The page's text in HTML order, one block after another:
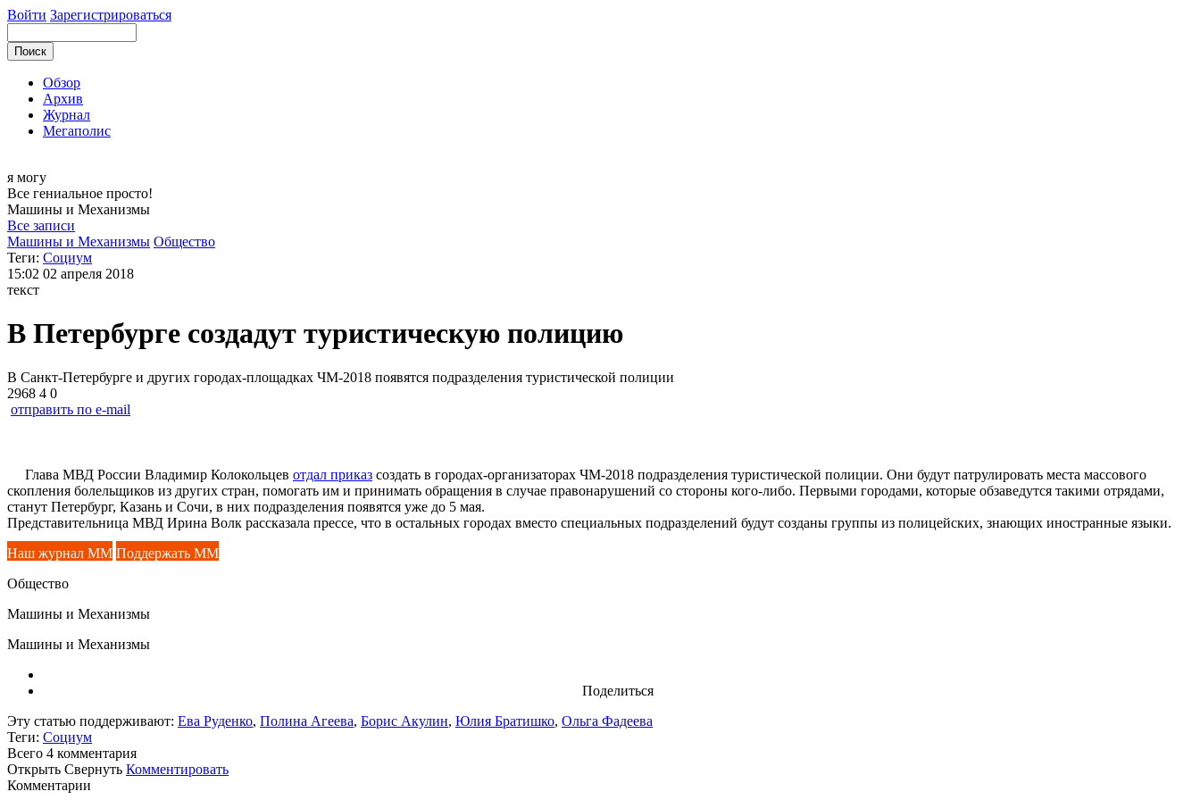
Войти Зарегистрироваться
Обзор
Архив
Журнал
Мегаполис
я могу
Все гениальное просто!
Машины и Механизмы
Все записи
Машины и Механизмы Общество
Теги: Социум
15:02 02 апреля 2018
текст
В Петербурге создадут туристическую полицию
В Санкт-Петербурге и других городах-площадках ЧМ-2018 появятся подразделения туристической полиции
2968 4 0
отправить по e-mail
Глава МВД России Владимир Колокольцев отдал приказ создать в городах-организаторах ЧМ-2018 подразделения туристической полиции. Они будут патрулировать места массового
скопления болельщиков из других стран, помогать им и принимать обращения в случае правонарушений со стороны кого-либо. Первыми городами, которые обзаведутся такими отрядами,
станут Петербург, Казань и Сочи, в них подразделения появятся уже до 5 мая.
Представительница МВД Ирина Волк рассказала прессе, что в остальных городах вместо специальных подразделений будут созданы группы из полицейских, знающих иностранные языки.
Наш журнал ММ Поддержать ММ
Общество
Машины и Механизмы
Машины и Механизмы
Поделиться
Эту статью поддерживают: Ева Руденко, Полина Агеева, Борис Акулин, Юлия Братишко, Ольга Фадеева
Теги: Социум
Всего 4 комментария
Открыть Свернуть Комментировать
Комментарии